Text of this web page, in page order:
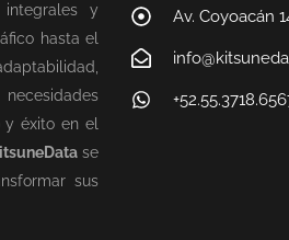
integrales y
hasta el
y éxito en el
se
sus
Av. Coyoacán